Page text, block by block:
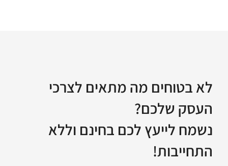
לא בטוחים מה מתאים לצרכי
העסק שלכם?
נשמח לייעץ לכם בחינם וללא
התחייבות!